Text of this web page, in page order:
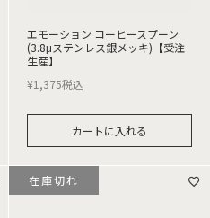
エモーション コーヒースプーン
(3.8μステンレス銀メッキ)【受注
生産】
¥1,375税込
カートに入れる
在庫切れ